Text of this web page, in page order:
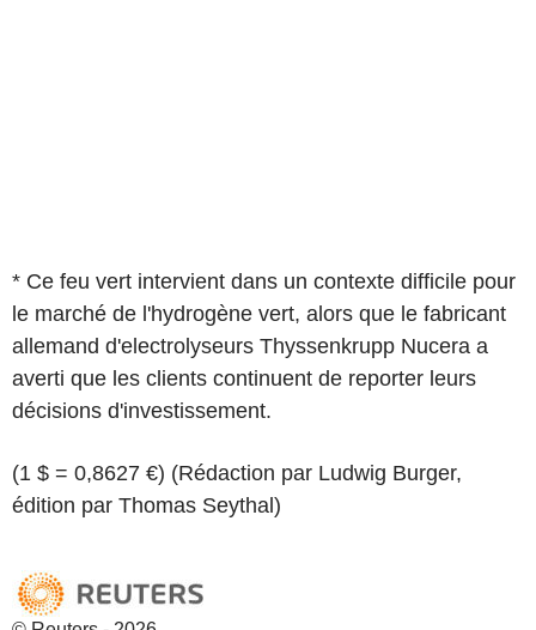
* Ce feu vert intervient dans un contexte difficile pour
le marché de l'hydrogène vert, alors que le fabricant
allemand d'electrolyseurs Thyssenkrupp Nucera a
averti que les clients continuent de reporter leurs
décisions d'investissement.
(1 $ = 0,8627 €) (Rédaction par Ludwig Burger,
édition par Thomas Seythal)